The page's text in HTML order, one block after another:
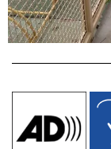
Digite seu e-mail…